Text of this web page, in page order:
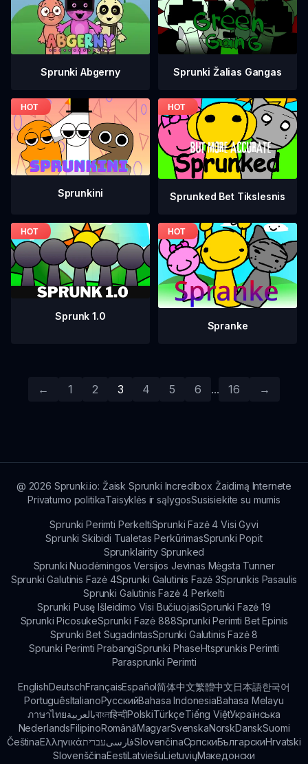
Sprunki Abgerny Sprunki Žalias Gangas
Sprunkini Sprunked Bet Tikslesnis
Sprunk 1.0
Spranke
← 1 2 3 4 5 6 ... 16 →
@ 2026 Sprunki.io: Žaisk Sprunki Incredibox Žaidimą Internete
Privatumo politikaTaisyklės ir sąlygosSusisiekite su mumis
Sprunki Perimti PerkeltiSprunki Fazė 4 Visi Gyvi
Sprunki Skibidi Tualetas PerkūrimasSprunki Popit
Sprunklairity Sprunked
Sprunki Nuodėmingos Versijos Jevinas Mėgsta Tunner
Sprunki Galutinis Fazė 4Sprunki Galutinis Fazė 3Sprunkis Pasaulis
Sprunki Galutinis Fazė 4 Perkelti
Sprunki Pusę Išleidimo Visi BučiuojasiSprunki Fazė 19
Sprunki PicosukeSprunki Fazė 888Sprunki Perimti Bet Epinis
Sprunki Bet SugadintasSprunki Galutinis Fazė 8
Sprunki Perimti PrabangiSprunki PhaseHtsprunkis Perimti
Parasprunki Perimti
EnglishDeutschFrançaisEspañol简体中文繁體中文日本語한국어
PortuguêsItalianoРусскийBahasa IndonesiaBahasa Melayu
ภาษาไทยبالعربيةবাংলাहिन्दीPolskiTürkçeTiếng ViệtУкраїнська
NederlandsFilipinoRomânăMagyarSvenskaNorskDanskSuomi
ČeštinaΕλληνικάעבריתفارسیSlovenčinaСрпскиБългарскиHrvatski
SlovenščinaEestiLatviešuLietuviųМакедонски